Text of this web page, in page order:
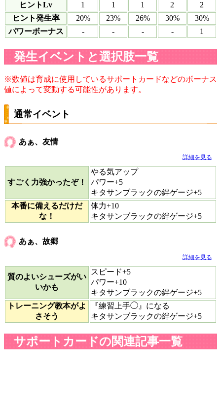
ヒントLv 1 1 1 2
2
ヒント発生率
20% 23% 26% 30%
30%
パワーボーナス
- - - - 1
発生イベントと選択肢一覧
※数値は育成に使用しているサポートカードなどのボーナス
値によって変動する可能性があります。
通常イベント
あぁ、友情
詳細を見る
すごく力強かったぞ！
やる気アップ
パワー+5
キタサンブラックの絆ゲージ+5
本番に備えるだけだ
な！
体力+10
キタサンブラックの絆ゲージ+5
あぁ、故郷
詳細を見る
質のよいシューズがい
いかも
スピード+5
パワー+10
キタサンブラックの絆ゲージ+5
トレーニング教本がよ
さそう
『練習上手◯』になる
キタサンブラックの絆ゲージ+5
サポートカードの関連記事一覧